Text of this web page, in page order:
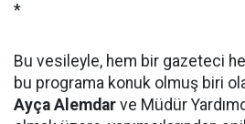
*
Bu vesileyle, hem bir gazeteci
bu programa konuk olmuş biri
Ayça Alemdar ve Müdür